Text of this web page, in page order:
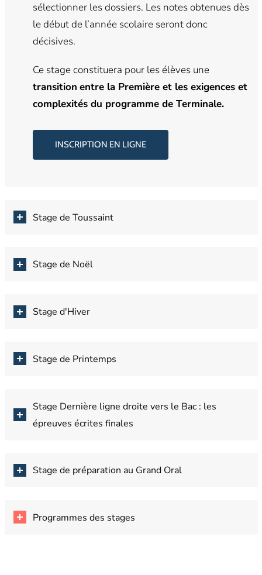
sélectionner les dossiers. Les notes obtenues dès
le début de l’année scolaire seront donc
décisives.
Ce stage constituera pour les élèves une
transition entre la Première et les exigences et
complexités du programme de Terminale.
INSCRIPTION EN LIGNE
Stage de Toussaint
Stage de Noël
Stage d'Hiver
Stage de Printemps
Stage Dernière ligne droite vers le Bac : les
épreuves écrites finales
Stage de préparation au Grand Oral
Programmes des stages